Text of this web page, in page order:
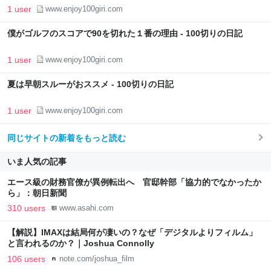
1 user www.enjoy100giri.com
僕がゴルフのスコアで90を切れた１番の理由 - 100切りの日記
1 user www.enjoy100giri.com
夏は早朝スルーがおススメ - 100切りの日記
1 user www.enjoy100giri.com
同じサイトの新着をもっと読む
いま人気の記事
エース級の財務官僚が異例転出へ 官邸幹部「協力的でなかったか
ら」：朝日新聞
310 users www.asahi.com
【解説】IMAXは結局何が凄いの？なぜ「デジタルよりフィルム」
と言われるのか？｜Joshua Connolly
106 users note.com/joshua_film